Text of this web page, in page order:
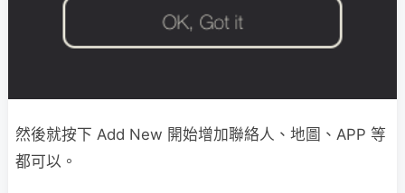
然後就按下 Add New 開始增加聯絡人、地圖、APP 等
都可以。